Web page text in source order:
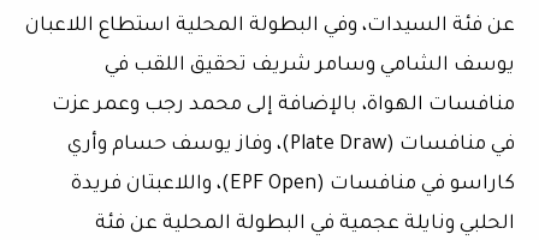
عن فئة السيدات، وفي البطولة المحلية استطاع اللاعبان
يوسف الشامي وسامر شريف تحقيق اللقب في
منافسات الهواة، بالإضافة إلى محمد رجب وعمر عزت
في منافسات (Plate Draw)، وفاز يوسف حسام وأري
كاراسو في منافسات (EPF Open)، واللاعبتان فريدة
الحلبي ونايلة عجمية في البطولة المحلية عن فئة